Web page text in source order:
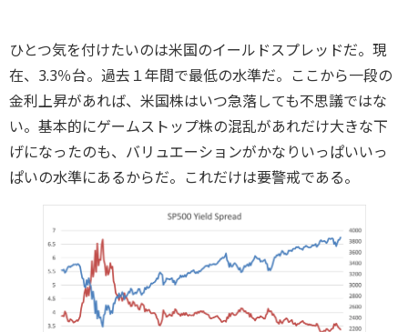
ひとつ気を付けたいのは米国のイールドスプレッドだ。現
在、3.3％台。過去１年間で最低の水準だ。ここから一段の
金利上昇があれば、米国株はいつ急落しても不思議ではな
い。基本的にゲームストップ株の混乱があれだけ大きな下
げになったのも、バリュエーションがかなりいっぱいいっ
ぱいの水準にあるからだ。これだけは要警戒である。